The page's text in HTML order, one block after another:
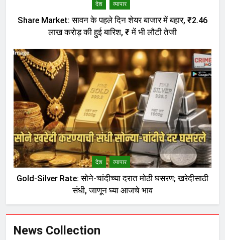
देश व्यापार
Share Market: सावन के पहले दिन शेयर बाजार में बहार, ₹2.46
लाख करोड़ की हुई बारिश, ₹ में भी लौटी तेजी
देश व्यापार
Gold-Silver Rate: सोने-चांदीच्या दरात मोठी घसरण; खरेदीसाठी
संधी, जाणून घ्या आजचे भाव
News Collection